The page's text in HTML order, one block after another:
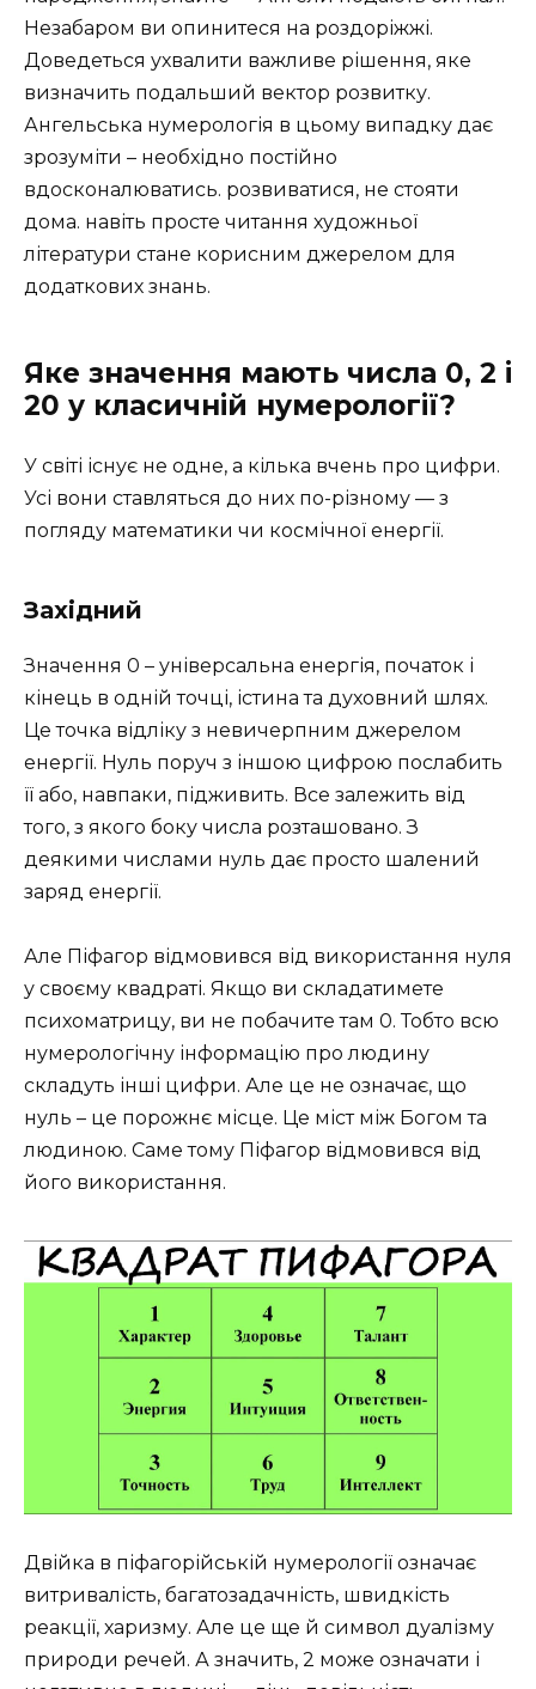
Незабаром ви опинитеся на роздоріжжі.
Доведеться ухвалити важливе рішення, яке
визначить подальший вектор розвитку.
Ангельська нумерологія в цьому випадку дає
зрозуміти – необхідно постійно
вдосконалюватись. розвиватися, не стояти
дома. навіть просте читання художньої
літератури стане корисним джерелом для
додаткових знань.
Яке значення мають числа 0, 2 і
20 у класичній нумерології?
У світі існує не одне, а кілька вчень про цифри.
Усі вони ставляться до них по-різному — з
погляду математики чи космічної енергії.
Західний
Значення 0 – універсальна енергія, початок і
кінець в одній точці, істина та духовний шлях.
Це точка відліку з невичерпним джерелом
енергії. Нуль поруч з іншою цифрою послабить
її або, навпаки, підживить. Все залежить від
того, з якого боку числа розташовано. З
деякими числами нуль дає просто шалений
заряд енергії.
Але Піфагор відмовився від використання нуля
у своєму квадраті. Якщо ви складатимете
психоматрицу, ви не побачите там 0. Тобто всю
нумерологічну інформацію про людину
складуть інші цифри. Але це не означає, що
нуль – це порожнє місце. Це міст між Богом та
людиною. Саме тому Піфагор відмовився від
його використання.
Двійка в піфагорійській нумерології означає
витривалість, багатозадачність, швидкість
реакції, харизму. Але це ще й символ дуалізму
природи речей. А значить, 2 може означати і